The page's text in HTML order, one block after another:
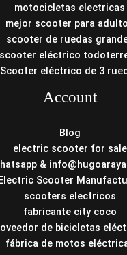
motocicletas electricas
mejor scooter para
scooter de ruedas
scooter eléctrico
Scooter eléctrico de 3
Account
Blog
electric scooter for sale
&
Scooter
scooters electricos
fabricante city coco
de bicicletas
fábrica de motos